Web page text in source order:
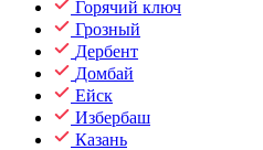
Горячий ключ
Грозный
Дербент
Домбай
Ейск
Избербаш
Казань